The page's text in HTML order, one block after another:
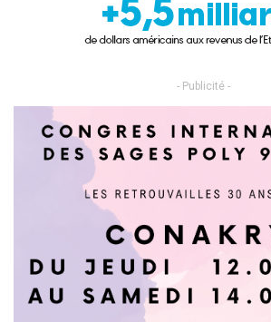
- Publicité -